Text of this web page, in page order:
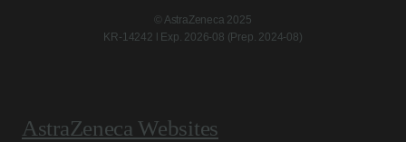
© AstraZeneca 2025
KR-14242 l Exp. 2026-08 (Prep. 2024-08)
AstraZeneca Websites